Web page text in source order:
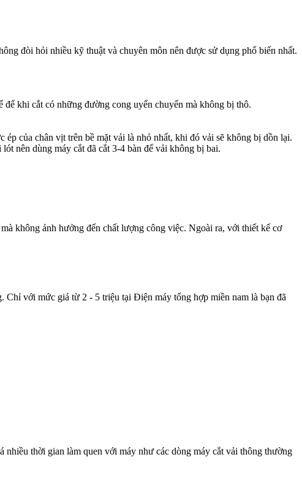
đòi hỏi nhiều kỹ thuật và chuyên môn nên được sử dụng phổ biến nhất.
để khi cắt có những đường cong uyển chuyển mà không bị thô.
của chân vịt trên bề mặt vải là nhỏ nhất, khi đó vải sẽ không bị dồn lại.
nên dùng máy cắt đã cắt 3-4 bàn để vải không bị bai.
không ảnh hưởng đến chất lượng công việc. Ngoài ra, với thiết kế cơ
với mức giá từ 2 - 5 triệu tại Điện máy tổng hợp miền nam là bạn đã
thời gian làm quen với máy như các dòng máy cắt vải thông thường